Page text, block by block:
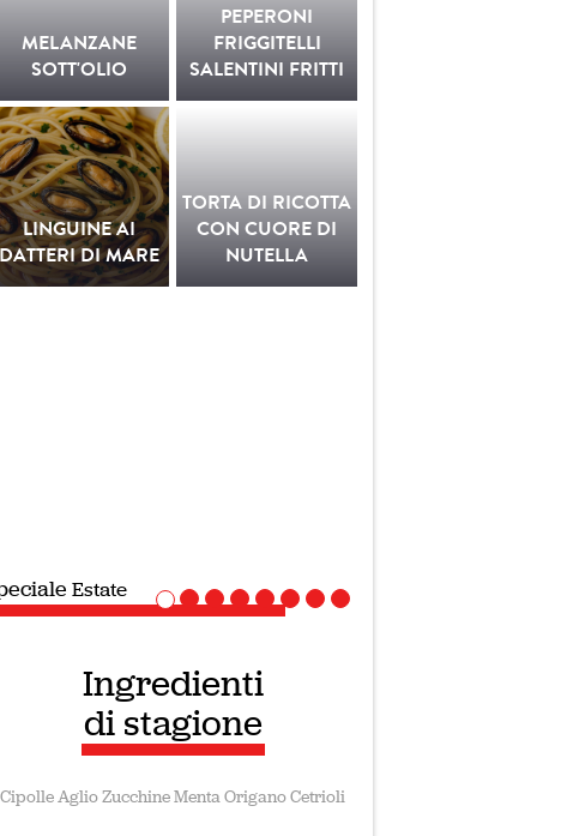
MELANZANE
SOTT'OLIO
PEPERONI
FRIGGITELLI
SALENTINI FRITTI
LINGUINE AI
DI MARE
TORTA DI RICOTTA
CON CUORE DI
NUTELLA
Estate
Ingredienti
di stagione
CipolleAglioZucchineMentaOriganoCetrioli